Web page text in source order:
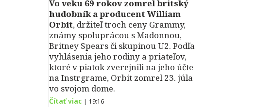
Vo veku 69 rokov zomrel britský
hudobník a producent William
Orbit, držiteľ troch ceny Grammy,
známy spoluprácou s Madonnou,
Britney Spears či skupinou U2. Podľa
vyhlásenia jeho rodiny a priateľov,
ktoré v piatok zverejnili na jeho účte
na Instrgrame, Orbit zomrel 23. júla
vo svojom dome.
Čítať viac | 19:16